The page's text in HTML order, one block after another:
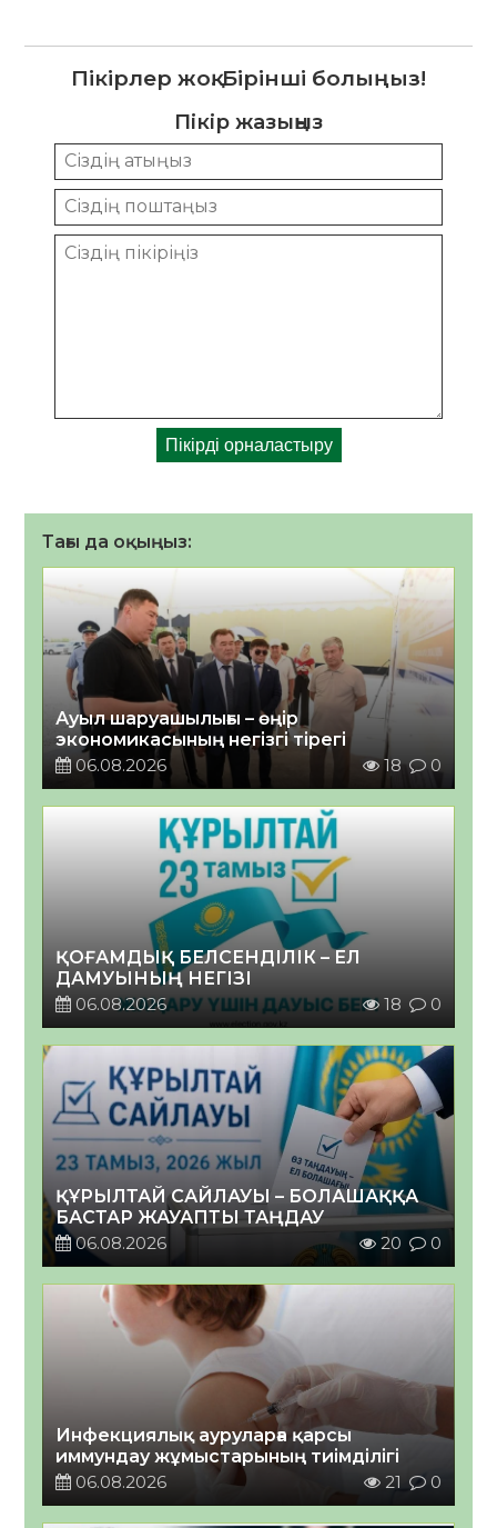
Пікірлер жоқ. Бірінші болыңыз!
Пікір жазыңыз
Тағы да оқыңыз:
Ауыл шаруашылығы – өңір
экономикасының негізгі тірегі
06.08.2026
18 0
ҚОҒАМДЫҚ БЕЛСЕНДІЛІК – ЕЛ
ДАМУЫНЫҢ НЕГІЗІ
06.08.2026
18 0
ҚҰРЫЛТАЙ САЙЛАУЫ – БОЛАШАҚҚА
БАСТАР ЖАУАПТЫ ТАҢДАУ
06.08.2026
20 0
Инфекциялық ауруларға қарсы
иммундау жұмыстарының тиімділігі
06.08.2026
21 0